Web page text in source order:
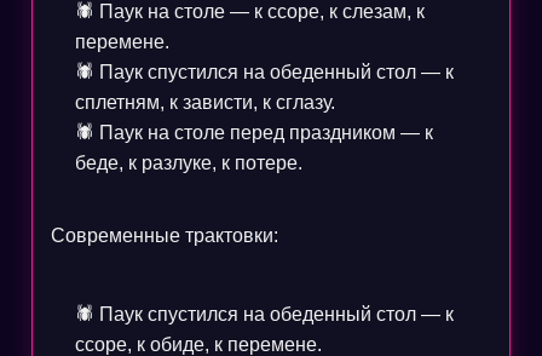
🕷️ Паук на столе — к ссоре, к слезам, к
перемене.
🕷️ Паук спустился на обеденный стол — к
сплетням, к зависти, к сглазу.
🕷️ Паук на столе перед праздником — к
беде, к разлуке, к потере.
Современные трактовки:
🕷️ Паук спустился на обеденный стол — к
ссоре, к обиде, к перемене.